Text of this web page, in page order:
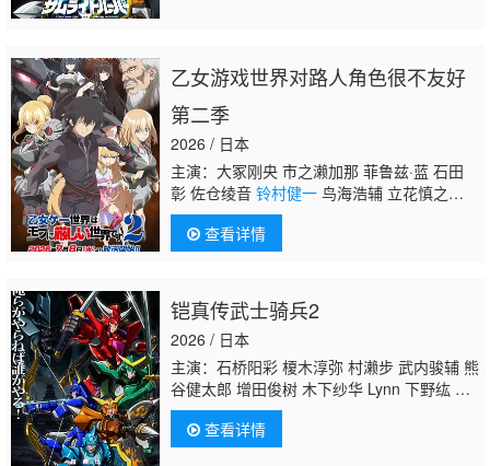
乙女游戏世界对路人角色很不友好
第二季
2026 / 日本
主演：大冢刚央 市之濑加那 菲鲁兹·蓝 石田
彰 佐仓绫音 铃村健一鸟海浩辅 立花慎之
介 游佐浩二 桧山修之 竹内顺子 大原沙耶
香 雨宫天 小仓唯 宇垣秀成 黑田崇矢
查看详情
铠真传武士骑兵2
2026 / 日本
主演：石桥阳彩 榎木淳弥 村濑步 武内骏辅 熊
谷健太郎 增田俊树 木下纱华 Lynn 下野纮 草
尾毅 野岛裕史 置鲇龙太郎 佐佐木望 西村朋
纮 小西克幸 佐藤拓也 鸟海浩辅 寺岛拓笃 杉
田智和 天崎滉平
查看详情